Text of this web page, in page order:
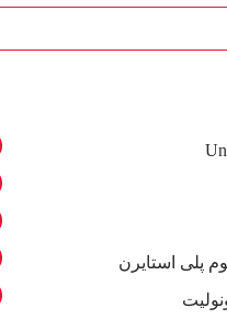
پلی استایرن